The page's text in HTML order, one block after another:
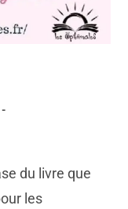
du livre que
les